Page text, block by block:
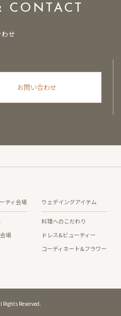
CONTACT
せ
お問い合わせ
ティ会場
場
ウェデイングアイテム
料理へのこだわり
ドレス&ビューティー
コーディネート&フラワー
Rights Reserved.